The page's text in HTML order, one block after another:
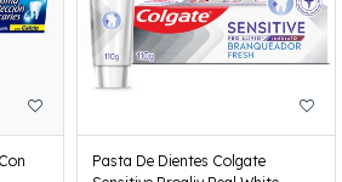
Pasta De Dientes Colgate